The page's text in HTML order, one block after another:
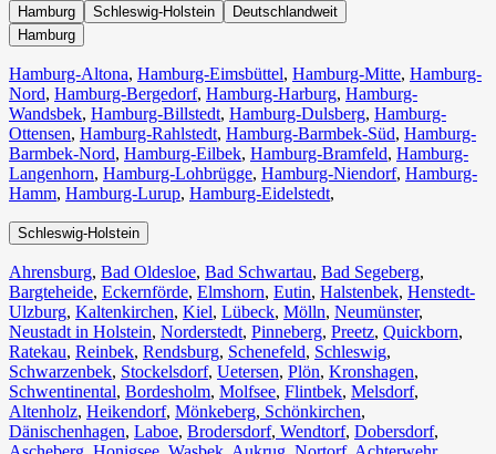
Hamburg Schleswig-Holstein
Deutschlandweit
Hamburg
Hamburg-Altona, Hamburg-Eimsbüttel, Hamburg-Mitte, Hamburg-
Nord, Hamburg-Bergedorf, Hamburg-Harburg, Hamburg-
Wandsbek, Hamburg-Billstedt, Hamburg-Dulsberg, Hamburg-
Ottensen, Hamburg-Rahlstedt, Hamburg-Barmbek-Süd, Hamburg-
Barmbek-Nord, Hamburg-Eilbek, Hamburg-Bramfeld, Hamburg-
Langenhorn, Hamburg-Lohbrügge, Hamburg-Niendorf, Hamburg-
Hamm, Hamburg-Lurup, Hamburg-Eidelstedt,
Schleswig-Holstein
Ahrensburg, Bad Oldesloe, Bad Schwartau, Bad Segeberg,
Bargteheide, Eckernförde, Elmshorn, Eutin, Halstenbek, Henstedt-
Ulzburg, Kaltenkirchen, Kiel, Lübeck, Mölln, Neumünster,
Neustadt in Holstein, Norderstedt, Pinneberg, Preetz, Quickborn,
Ratekau, Reinbek, Rendsburg, Schenefeld, Schleswig,
Schwarzenbek, Stockelsdorf, Uetersen, Plön, Kronshagen,
Schwentinental, Bordesholm, Molfsee, Flintbek, Melsdorf,
Altenholz, Heikendorf, Mönkeberg, Schönkirchen,
Dänischenhagen, Laboe, Brodersdorf, Wendtorf, Dobersdorf,